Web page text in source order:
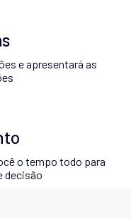
e apresentará as
o tempo todo para
decisão